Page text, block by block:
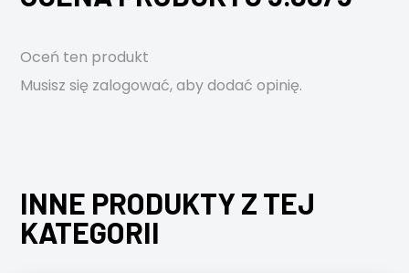
Oceń ten produkt
Musisz się zalogować, aby dodać opinię.
INNE PRODUKTY Z TEJ
KATEGORII